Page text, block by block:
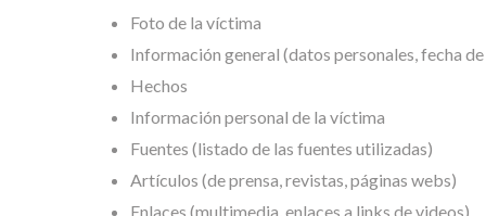
Foto de la víctima
Información general (datos personales, fecha
Hechos
Información personal de la víctima
Fuentes (listado de las fuentes utilizadas)
Artículos (de prensa, revistas, páginas webs)
Enlaces (multimedia, enlaces a links de videos)